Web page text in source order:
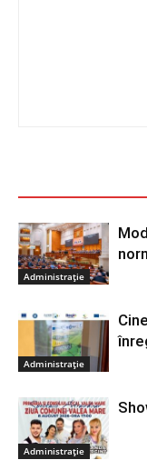
Administrație
Administrație
Administrație